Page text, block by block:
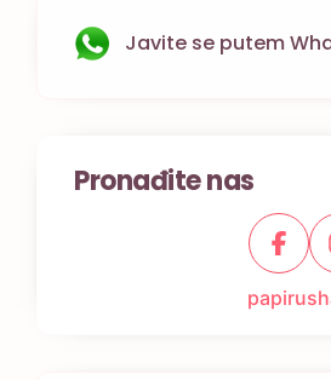
Javite se putem
Pronađite nas